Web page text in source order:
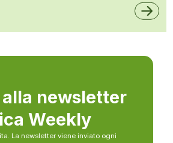
newsletter
Weekly
La newsletter viene inviato ogni